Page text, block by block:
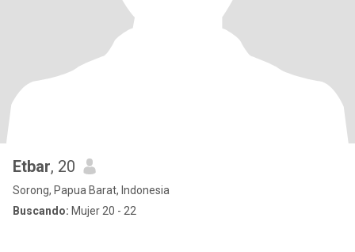
Etbar, 20
Sorong, Papua Barat, Indonesia
Buscando: Mujer 20 - 22